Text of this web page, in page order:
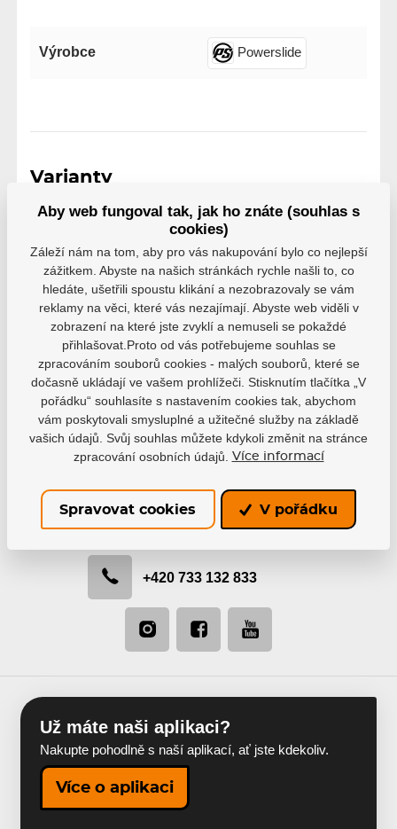
Výrobce Powerslide
Varianty
PS26
Skladem 7-10 pracovních dní 61 Kč
Buďte s námi v kontaktu
Rádi vám pomůžeme s výběrem nebo doporučíme
info@hejduksport.cz
+420 733 132 833
Už máte naši aplikaci?
Nakupte pohodlně s naší aplikací, ať jste kdekoliv.
Více o aplikaci
Aby web fungoval tak, jak ho znáte (souhlas s
cookies)
Záleží nám na tom, aby pro vás nakupování bylo co nejlepší
zážitkem. Abyste na našich stránkách rychle našli to, co
hledáte, ušetřili spoustu klikání a nezobrazovaly se vám
reklamy na věci, které vás nezajímají. Abyste web viděli v
zobrazení na které jste zvyklí a nemuseli se pokaždé
přihlašovat.Proto od vás potřebujeme souhlas se
zpracováním souborů cookies - malých souborů, které se
dočasně ukládají ve vašem prohlížeči. Stisknutím tlačítka „V
pořádku“ souhlasíte s nastavením cookies tak, abychom
vám poskytovali smysluplné a užitečné služby na základě
vašich údajů. Svůj souhlas můžete kdykoli změnit na stránce
zpracování osobních údajů.
Více informací
Spravovat cookies V pořádku